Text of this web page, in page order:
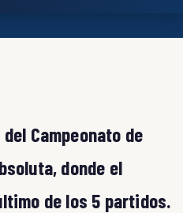
Campeonato de
donde el
de los 5 partidos.